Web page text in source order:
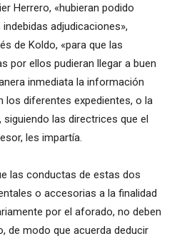
Herrero, «hubieran podido
adjudicaciones»,
de Koldo, «para que las
por ellos pudieran llegar a buen
inmediata la información
los diferentes expedientes, o la
las directrices que el
les impartía.
las conductas de estas dos
o accesorias a la finalidad
por el aforado, no deben
de modo que acuerda deducir